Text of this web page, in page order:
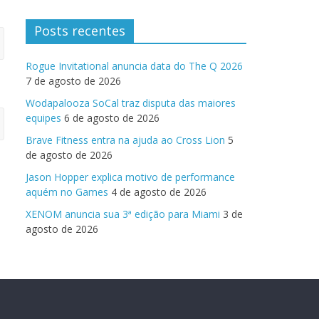
Posts recentes
Rogue Invitational anuncia data do The Q 2026
7 de agosto de 2026
Wodapalooza SoCal traz disputa das maiores
equipes 6 de agosto de 2026
Brave Fitness entra na ajuda ao Cross Lion 5
de agosto de 2026
Jason Hopper explica motivo de performance
aquém no Games 4 de agosto de 2026
XENOM anuncia sua 3ª edição para Miami 3 de
agosto de 2026